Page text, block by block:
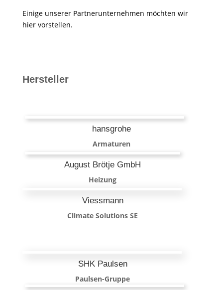
Einige unserer Partnerunternehmen möchten wir
hier vorstellen.
Hersteller
hansgrohe
Armaturen
August Brötje GmbH
Heizung
Viessmann
Climate Solutions SE
SHK Paulsen
Paulsen-Gruppe